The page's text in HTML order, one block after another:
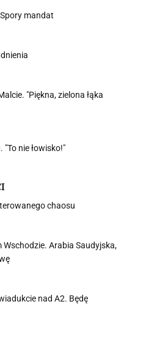
mandat
"Piękna, zielona łąka
nie łowisko!"
chaosu
Arabia Saudyjska,
nad A2. Będę